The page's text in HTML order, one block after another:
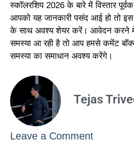
स्कॉलरशिप 2026 के बारे में विस्तार
आपको यह जानकारी पसंद आई हो तो
के साथ अवश्य शेयर करें। आवेदन करने में
समस्या आ रही है तो आप हमसे कमेंट
समस्या का समाधान अवश्य करेंगे।
Tejas
Leave a Comment